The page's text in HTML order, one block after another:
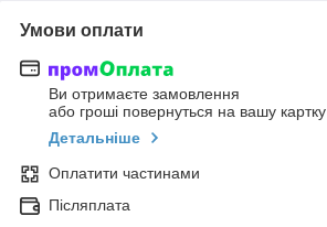
Умови оплати
Ви отримаєте замовлення
або гроші повернуться на вашу картку
Детальніше
Оплатити частинами
Післяплата